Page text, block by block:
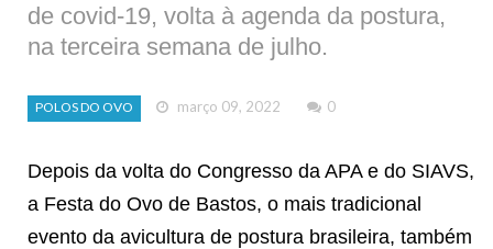
de covid-19, volta à agenda da postura,
na terceira semana de julho.
POLOS DO OVO março 09, 2022 0
Depois da volta do Congresso da APA e do SIAVS,
a Festa do Ovo de Bastos, o mais tradicional
evento da avicultura de postura brasileira, também